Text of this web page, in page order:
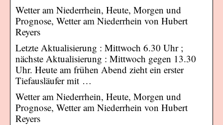
Wetter am Niederrhein, Heute, Morgen und
Prognose, Wetter am Niederrhein von Hubert
Reyers
Letzte Aktualisierung : Mittwoch 6.30 Uhr ;
nächste Aktualisierung : Mittwoch gegen 13.30
Uhr. Heute am frühen Abend zieht ein erster
Tiefausläufer mit …
Wetter am Niederrhein, Heute, Morgen und
Prognose, Wetter am Niederrhein von Hubert
Reyers